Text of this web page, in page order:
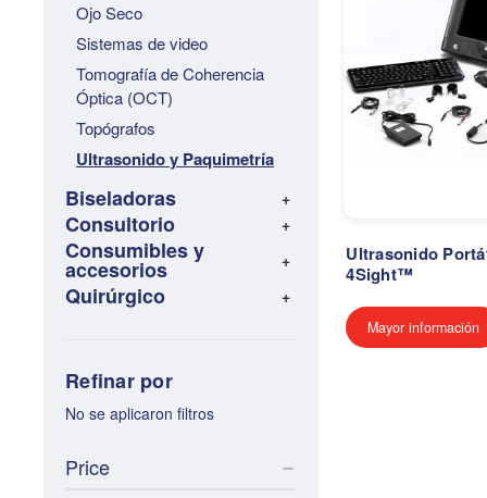
Ojo Seco
Sistemas de video
Tomografía de Coherencia
Óptica (OCT)
Topógrafos
Ultrasonido y Paquimetría
Biseladoras
Consultorio
Consumibles y
accesorios
Quirúrgico
Refinar por
No se aplicaron filtros
Price
Ultrasonido
4Sight™
Mayor información